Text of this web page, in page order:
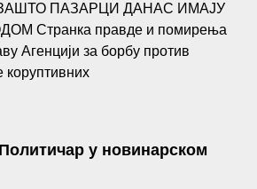
ПАЗАРЦИ ДАНАС ИМАЈУ
Странка правде и помирења
Агенцији за борбу против
коруптивних
у новинарском